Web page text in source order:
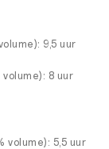
9,5 uur
8 uur
volume): 5,5 uur